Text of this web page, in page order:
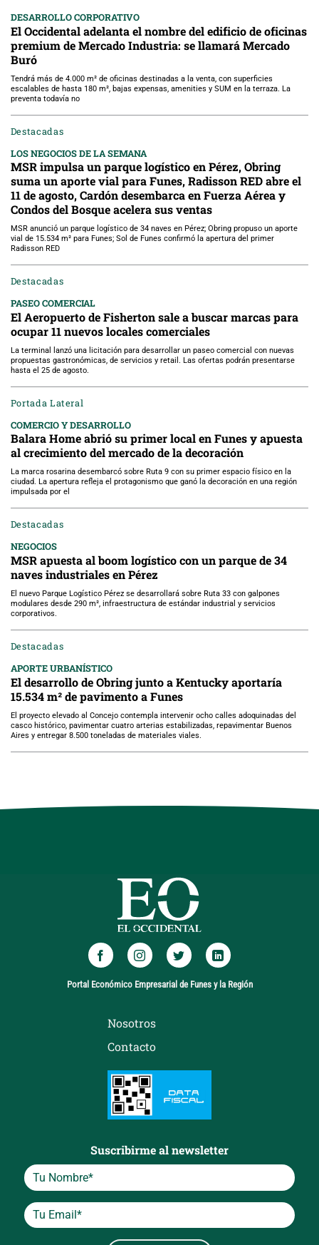
DESARROLLO CORPORATIVO
El Occidental adelanta el nombre del edificio de oficinas
premium de Mercado Industria: se llamará Mercado
Buró
Tendrá más de 4.000 m² de oficinas destinadas a la venta, con superficies
escalables de hasta 180 m², bajas expensas, amenities y SUM en la terraza. La
preventa todavía no
Destacadas
LOS NEGOCIOS DE LA SEMANA
MSR impulsa un parque logístico en Pérez, Obring
suma un aporte vial para Funes, Radisson RED abre el
11 de agosto, Cardón desembarca en Fuerza Aérea y
Condos del Bosque acelera sus ventas
MSR anunció un parque logístico de 34 naves en Pérez; Obring propuso un aporte
vial de 15.534 m² para Funes; Sol de Funes confirmó la apertura del primer
Radisson RED
Destacadas
PASEO COMERCIAL
El Aeropuerto de Fisherton sale a buscar marcas para
ocupar 11 nuevos locales comerciales
La terminal lanzó una licitación para desarrollar un paseo comercial con nuevas
propuestas gastronómicas, de servicios y retail. Las ofertas podrán presentarse
hasta el 25 de agosto.
Portada Lateral
COMERCIO Y DESARROLLO
Balara Home abrió su primer local en Funes y apuesta
al crecimiento del mercado de la decoración
La marca rosarina desembarcó sobre Ruta 9 con su primer espacio físico en la
ciudad. La apertura refleja el protagonismo que ganó la decoración en una región
impulsada por el
Destacadas
NEGOCIOS
MSR apuesta al boom logístico con un parque de 34
naves industriales en Pérez
El nuevo Parque Logístico Pérez se desarrollará sobre Ruta 33 con galpones
modulares desde 290 m², infraestructura de estándar industrial y servicios
corporativos.
Destacadas
APORTE URBANÍSTICO
El desarrollo de Obring junto a Kentucky aportaría
15.534 m² de pavimento a Funes
El proyecto elevado al Concejo contempla intervenir ocho calles adoquinadas del
casco histórico, pavimentar cuatro arterias estabilizadas, repavimentar Buenos
Aires y entregar 8.500 toneladas de materiales viales.
Portal Económico Empresarial de Funes y la Región
Nosotros
Contacto
Suscribirme al newsletter